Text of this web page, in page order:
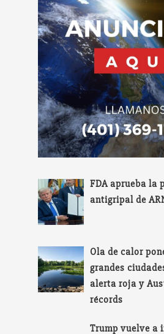
FDA aprueba la
antigripal de
Ola de calor
grandes
alerta roja y
récords
Trump vuelve